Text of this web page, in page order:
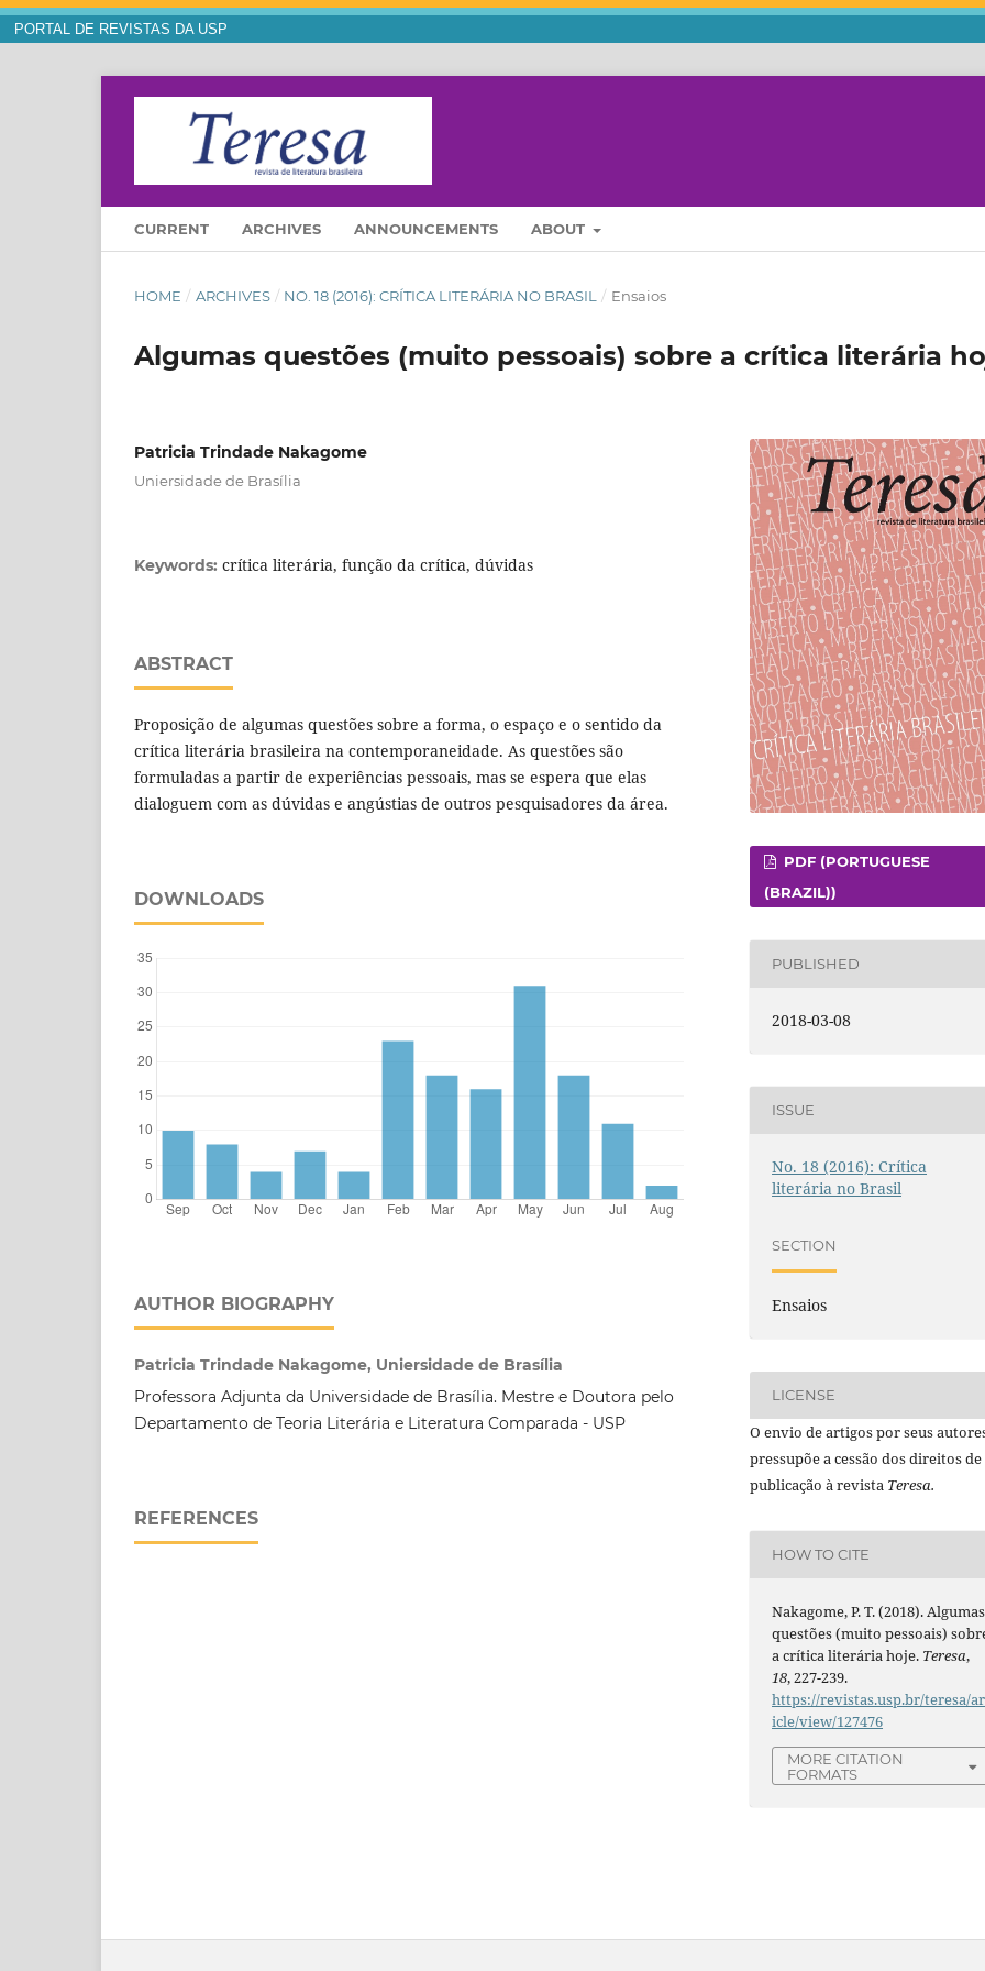
PORTAL DE REVISTAS DA USP
CURRENT ARCHIVES ANNOUNCEMENTS ABOUT
HOME / ARCHIVES / NO. 18 (2016): CRÍTICA LITERÁRIA NO BRASIL / Ensaios
Algumas questões (muito pessoais) sobre a crítica literária
Patricia Trindade Nakagome
Uniersidade de Brasília
Keywords: crítica literária, função da crítica, dúvidas
ABSTRACT
Proposição de algumas questões sobre a forma, o espaço e o sentido da
crítica literária brasileira na contemporaneidade. As questões são
formuladas a partir de experiências pessoais, mas se espera que elas
dialoguem com as dúvidas e angústias de outros pesquisadores da área.
DOWNLOADS
AUTHOR BIOGRAPHY
Patricia Trindade Nakagome, Uniersidade de Brasília
Professora Adjunta da Universidade de Brasília. Mestre e Doutora pelo
Departamento de Teoria Literária e Literatura Comparada - USP
REFERENCES
PDF (PORTUGUESE
(BRAZIL))
PUBLISHED
2018-03-08
ISSUE
No. 18 (2016): Crítica
literária no Brasil
SECTION
Ensaios
LICENSE
O envio de artigos por seus
pressupõe a cessão dos direitos de
publicação à revista Teresa.
HOW TO CITE
Nakagome, P. T. (2018). Algumas
questões (muito pessoais)
a crítica literária hoje. Teresa,
18, 227-239.
https://revistas.usp.br/teresa/
icle/view/127476
MORE CITATION
FORMATS